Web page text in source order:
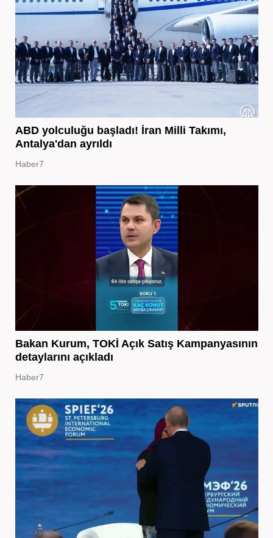
ABD yolculuğu başladı! İran Milli Takımı,
Antalya'dan ayrıldı
Haber7
Bakan Kurum, TOKİ Açık Satış Kampanyasının
detaylarını açıkladı
Haber7